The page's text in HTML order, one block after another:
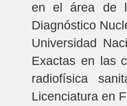
en el área de
Diagnóstico
Universidad
Exactas en las
radiofísica
Licenciatura en